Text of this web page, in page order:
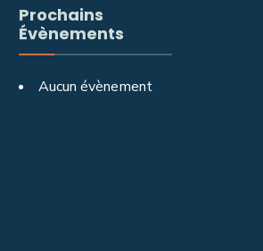
Prochains
Évènements
Aucun évènement